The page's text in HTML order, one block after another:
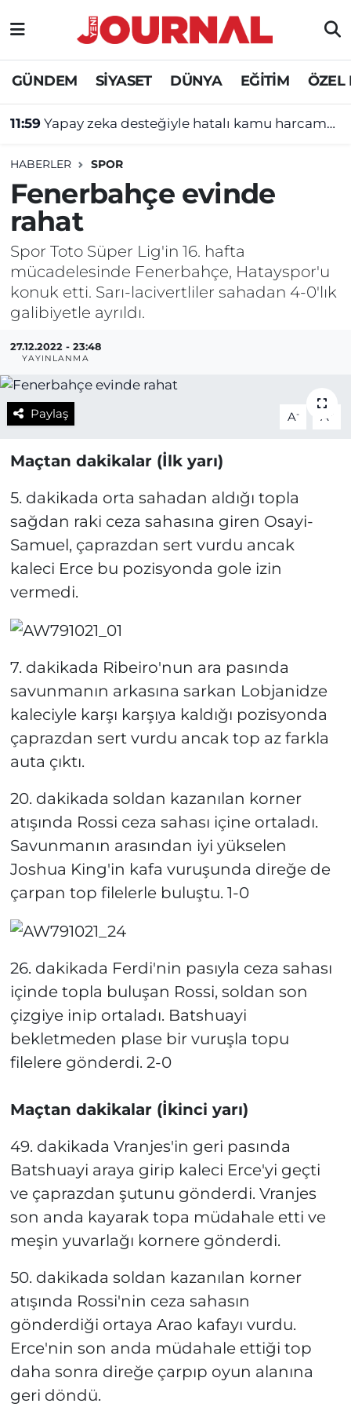
GÜNDEM SİYASET DÜNYA EĞİTİM ÖZEL
11:59 Yapay zeka desteğiyle hatalı kamu harcamalarına son
HABERLER SPOR
Fenerbahçe evinde
rahat
Spor Toto Süper Lig'in 16. hafta
mücadelesinde Fenerbahçe, Hatayspor'u
konuk etti. Sarı-lacivertliler sahadan 4-0'lık
galibiyetle ayrıldı.
27.12.2022 - 23:48
YAYINLANMA
Paylaş A- A +
Maçtan dakikalar (İlk yarı)
5. dakikada orta sahadan aldığı topla
sağdan raki ceza sahasına giren Osayi-
Samuel, çaprazdan sert vurdu ancak
kaleci Erce bu pozisyonda gole izin
vermedi.
7. dakikada Ribeiro'nun ara pasında
savunmanın arkasına sarkan Lobjanidze
kaleciyle karşı karşıya kaldığı pozisyonda
çaprazdan sert vurdu ancak top az farkla
auta çıktı.
20. dakikada soldan kazanılan korner
atışında Rossi ceza sahası içine ortaladı.
Savunmanın arasından iyi yükselen
Joshua King'in kafa vuruşunda direğe de
çarpan top filelerle buluştu. 1-0
26. dakikada Ferdi'nin pasıyla ceza sahası
içinde topla buluşan Rossi, soldan son
çizgiye inip ortaladı. Batshuayi
bekletmeden plase bir vuruşla topu
filelere gönderdi. 2-0
Maçtan dakikalar (İkinci yarı)
49. dakikada Vranjes'in geri pasında
Batshuayi araya girip kaleci Erce'yi geçti
ve çaprazdan şutunu gönderdi. Vranjes
son anda kayarak topa müdahale etti ve
meşin yuvarlağı kornere gönderdi.
50. dakikada soldan kazanılan korner
atışında Rossi'nin ceza sahasın
gönderdiği ortaya Arao kafayı vurdu.
Erce'nin son anda müdahale ettiği top
daha sonra direğe çarpıp oyun alanına
geri döndü.
GÜNDEM
SİYASET
DÜNYA
EĞİTİM
ÖZEL HABER
Nöbetçi Eczaneler
Hava Durumu
Süper Lig Puan Durumu ve Fikstür
Tüm Manşetler
Son Dakika Haberleri
Haber Arşivi